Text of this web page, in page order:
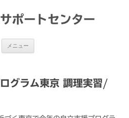
ポートセンター
メニュー
グラム東京 調理実習/